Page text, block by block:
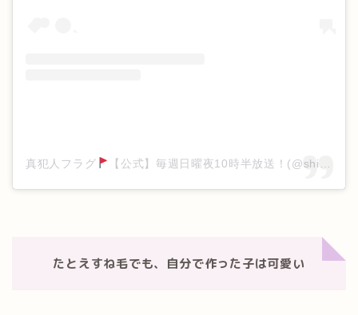
真犯人フラグ 【公式】毎週日曜夜10時半放送！(@shinhanninflag_ntv)がシェアした投稿
たとえすね毛でも、自分で作った子は可愛い